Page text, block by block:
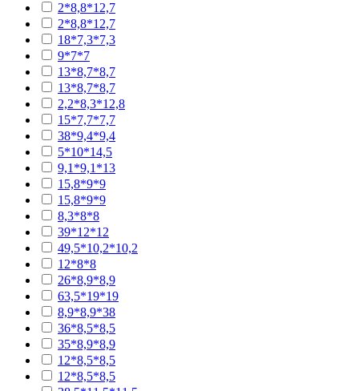
2*8,8*12,7
2*8,8*12,7
18*7,3*7,3
9*7*7
13*8,7*8,7
13*8,7*8,7
2,2*8,3*12,8
15*7,7*7,7
38*9,4*9,4
5*10*14,5
9,1*9,1*13
15,8*9*9
15,8*9*9
8,3*8*8
39*12*12
49,5*10,2*10,2
12*8*8
26*8,9*8,9
63,5*19*19
8,9*8,9*38
36*8,5*8,5
35*8,9*8,9
12*8,5*8,5
12*8,5*8,5